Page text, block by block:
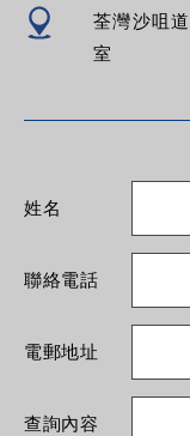
荃灣沙咀
室
姓名
聯絡電話
電郵地址
查詢內容